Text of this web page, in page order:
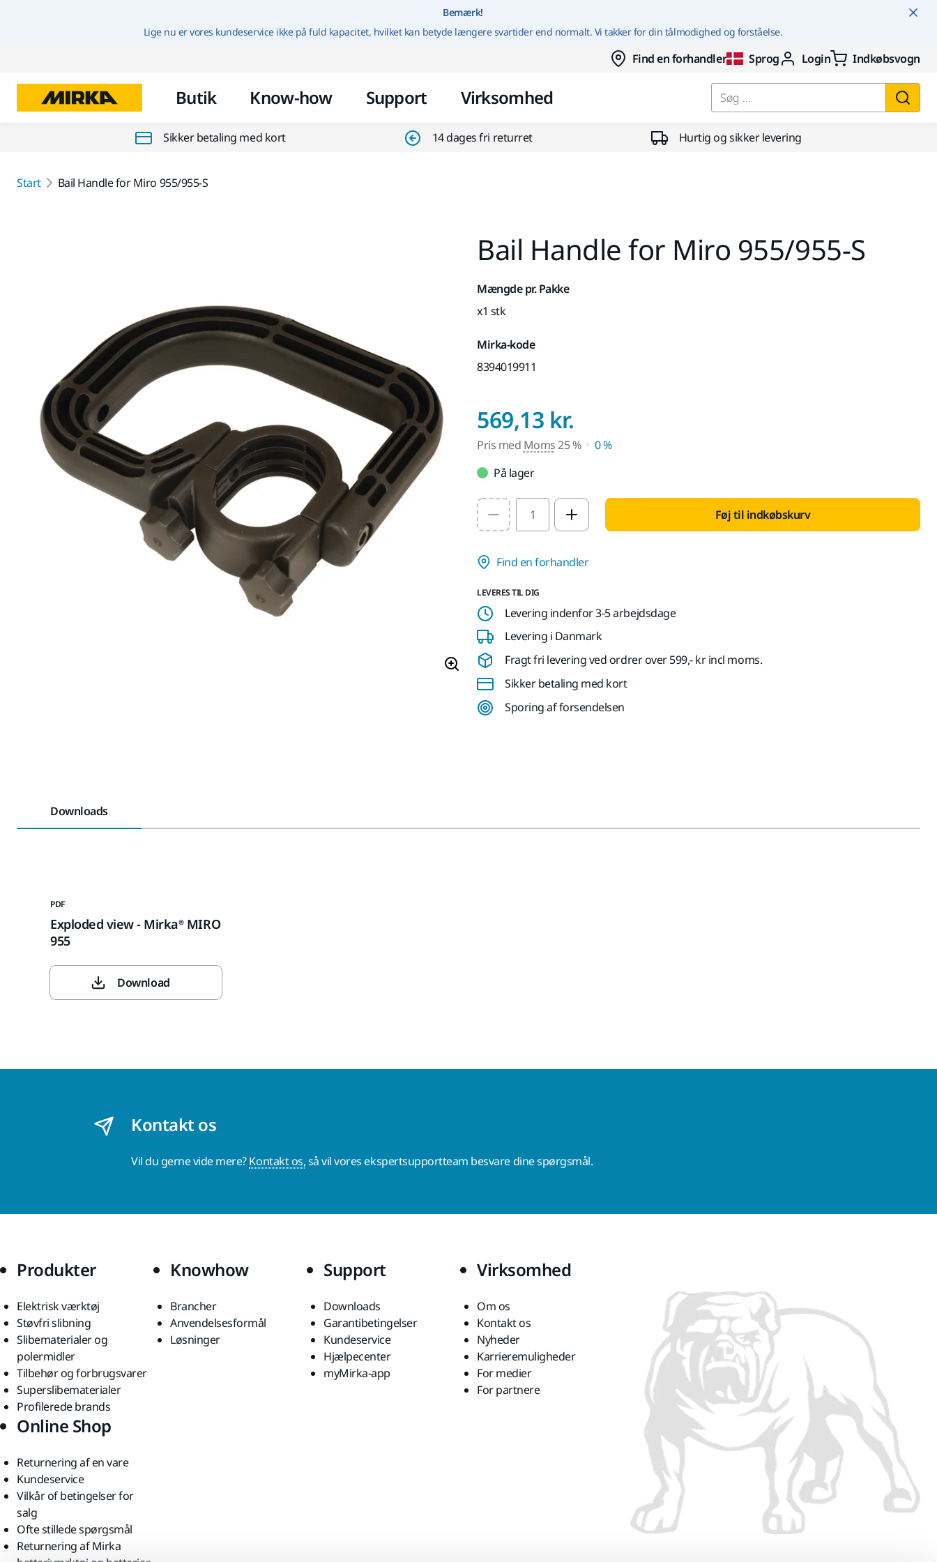
Gå til indhold
Bemærk!
Lige nu er vores kundeservice ikke på fuld kapacitet, hvilket kan betyde længere svartider end normalt. Vi takker for din tålmodighed og forståelse.
Find en forhandler Sprog Login Indkøbsvogn
Butik Know-how Support Virksomhed Søg ...
Sikker betaling med kort 14 dages fri returret Hurtig og sikker levering
Start Bail Handle for Miro 955/955-S
Bail Handle for Miro 955/955-S
Mængde pr. Pakke
x1 stk
Mirka-kode
8394019911
569,13 kr.
Pris med Moms25 %
0 %
På lager
Select quantity value Føj til indkøbskurv
Find en forhandler
LEVERES TIL DIG
Levering indenfor 3-5 arbejdsdage
Levering i Danmark
Fragt fri levering ved ordrer over 599,- kr incl moms.
Sikker betaling med kort
Sporing af forsendelsen
Downloads
PDF
Exploded view - Mirka® MIRO
955
Download
Kontakt os
Vil du gerne vide mere?Kontakt os,så vil vores ekspertsupportteam besvare dine spørgsmål.
Produkter
Elektrisk værktøj
Støvfri slibning
Slibematerialer og
polermidler
Tilbehør og forbrugsvarer
Superslibematerialer
Profilerede brands
Knowhow
Brancher
Anvendelsesformål
Løsninger
Support
Downloads
Garantibetingelser
Kundeservice
Hjælpecenter
myMirka-app
Virksomhed
Om os
Kontakt os
Nyheder
Karrieremuligheder
For medier
For partnere
Online Shop
Returnering af en vare
Kundeservice
Vilkår of betingelser for
salg
Ofte stillede spørgsmål
Returnering af Mirka